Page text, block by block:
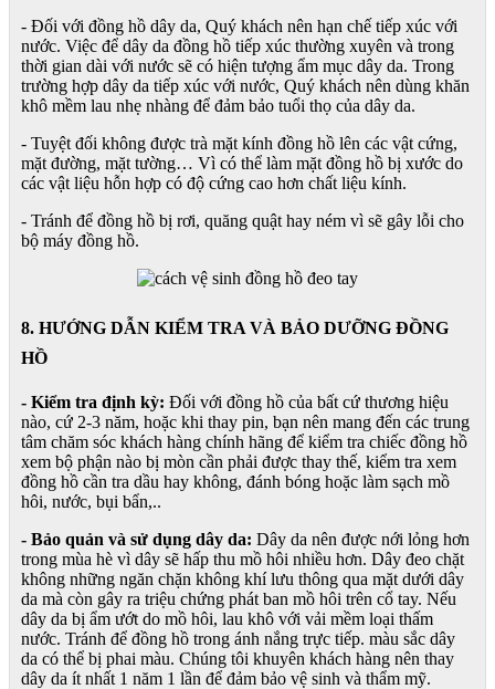
- Đối với đồng hồ dây da, Quý khách nên hạn chế tiếp xúc với
nước. Việc để dây da đồng hồ tiếp xúc thường xuyên và trong
thời gian dài với nước sẽ có hiện tượng ẩm mục dây da. Trong
trường hợp dây da tiếp xúc với nước, Quý khách nên dùng khăn
khô mềm lau nhẹ nhàng để đảm bảo tuổi thọ của dây da.
- Tuyệt đối không được trà mặt kính đồng hồ lên các vật cứng,
mặt đường, mặt tường… Vì có thể làm mặt đồng hồ bị xước do
các vật liệu hỗn hợp có độ cứng cao hơn chất liệu kính.
- Tránh để đồng hồ bị rơi, quăng quật hay ném vì sẽ gây lỗi cho
bộ máy đồng hồ.
8. HƯỚNG DẪN KIỂM TRA VÀ BẢO DƯỠNG ĐỒNG
HỒ
- Kiểm tra định kỳ: Đối với đồng hồ của bất cứ thương hiệu
nào, cứ 2-3 năm, hoặc khi thay pin, bạn nên mang đến các trung
tâm chăm sóc khách hàng chính hãng để kiểm tra chiếc đồng hồ
xem bộ phận nào bị mòn cần phải được thay thế, kiểm tra xem
đồng hồ cần tra dầu hay không, đánh bóng hoặc làm sạch mồ
hôi, nước, bụi bẩn,..
- Bảo quản và sử dụng dây da: Dây da nên được nới lỏng hơn
trong mùa hè vì dây sẽ hấp thu mồ hôi nhiều hơn. Dây đeo chặt
không những ngăn chặn không khí lưu thông qua mặt dưới dây
da mà còn gây ra triệu chứng phát ban mồ hôi trên cổ tay. Nếu
dây da bị ẩm ướt do mồ hôi, lau khô với vải mềm loại thấm
nước. Tránh để đồng hồ trong ánh nắng trực tiếp. màu sắc dây
da có thể bị phai màu. Chúng tôi khuyên khách hàng nên thay
dây da ít nhất 1 năm 1 lần để đảm bảo vệ sinh và thẩm mỹ.